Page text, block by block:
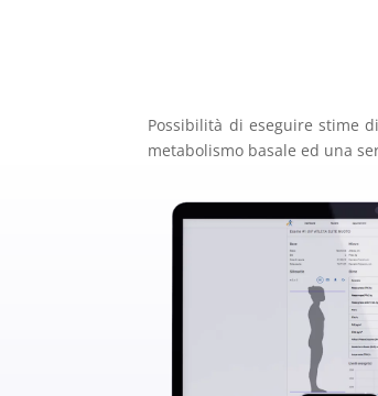
Possibilità di eseguire stime
metabolismo basale ed una